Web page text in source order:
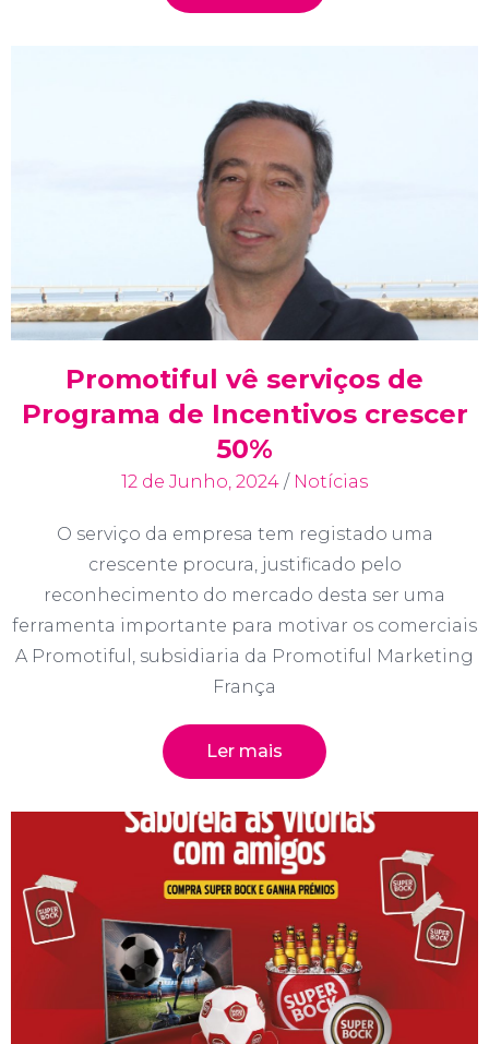
Promotiful vê serviços de
Programa de Incentivos crescer
50%
12 de Junho, 2024 / Notícias
O serviço da empresa tem registado uma
crescente procura, justificado pelo
reconhecimento do mercado desta ser uma
ferramenta importante para motivar os comerciais
A Promotiful, subsidiaria da Promotiful Marketing
França
Ler mais